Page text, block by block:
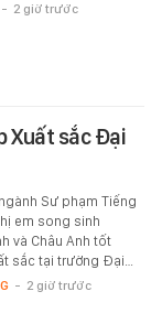
- 2 giờ trước
Xuất sắc Đại
Sư phạm Tiếng
em song sinh
và Châu Anh tốt
sắc tại trường Đại…
- 2 giờ trước